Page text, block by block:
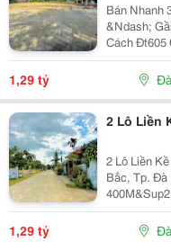
Bán Nhanh
&Ndash; Gần
Cách Đt605
Bắc, Cách
100%, Sổ
Năng Tăng
1,29 tỷ
2 Lô Liền
2 Lô Liền Kề
Bắc, Tp. Đà
Đường
Công Chứng Ngay Giá Chỉ 1 Tỷ
&Ndash;
1,29 tỷ